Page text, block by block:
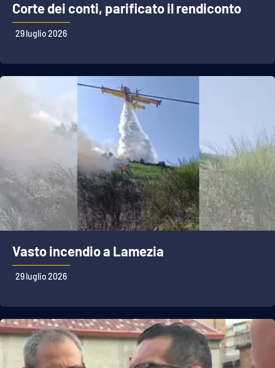
Corte dei conti, parificato il rendiconto
29 luglio 2026
Vasto incendio a Lamezia
29 luglio 2026